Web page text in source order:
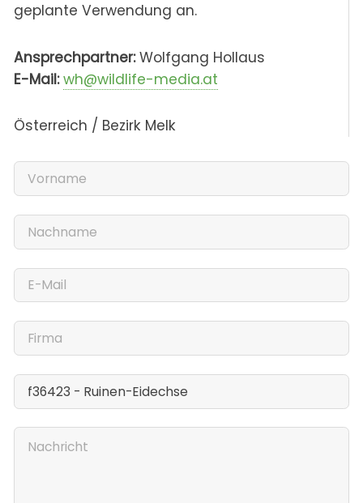
geplante Verwendung an.
Ansprechpartner:Wolfgang Hollaus
E-Mail: wh@wildlife-media.at
Österreich / Bezirk Melk